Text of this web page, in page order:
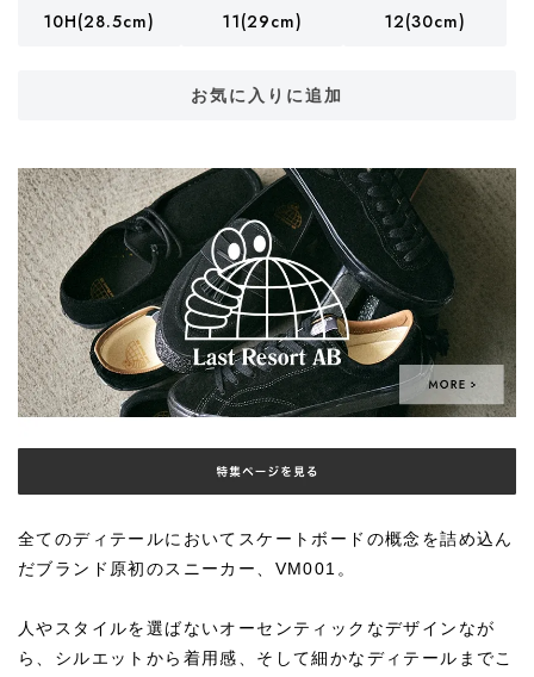
10H(28.5cm) 11(29cm) 12(30cm)
お気に入りに追加
全てのディテールにおいてスケートボードの概念を詰め込ん
だブランド原初のスニーカー、VM001。
人やスタイルを選ばないオーセンティックなデザインなが
ら、シルエットから着用感、そして細かなディテールまでこ